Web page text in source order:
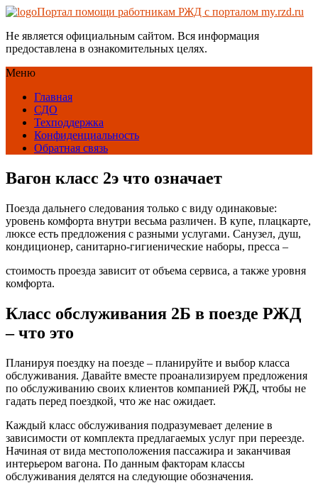
Портал помощи работникам РЖД с порталом my.rzd.ru
Не является официальным сайтом. Вся информация
предоставлена в ознакомительных целях.
Меню
Главная
СДО
Техподдержка
Конфиденциальность
Обратная связь
Вагон класс 2э что означает
Поезда дальнего следования только с виду одинаковые:
уровень комфорта внутри весьма различен. В купе, плацкарте,
люксе есть предложения с разными услугами. Санузел, душ,
кондиционер, санитарно-гигиенические наборы, пресса –
стоимость проезда зависит от объема сервиса, а также уровня
комфорта.
Класс обслуживания 2Б в поезде РЖД
– что это
Планируя поездку на поезде – планируйте и выбор класса
обслуживания. Давайте вместе проанализируем предложения
по обслуживанию своих клиентов компанией РЖД, чтобы не
гадать перед поездкой, что же нас ожидает.
Каждый класс обслуживания подразумевает деление в
зависимости от комплекта предлагаемых услуг при переезде.
Начиная от вида местоположения пассажира и заканчивая
интерьером вагона. По данным факторам классы
обслуживания делятся на следующие обозначения.